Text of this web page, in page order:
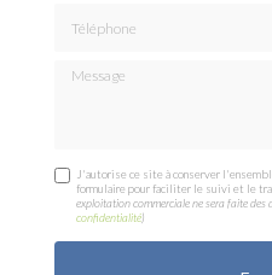
Message
J'autorise ce site à conserver
formulaire pour faciliter le suivi et le
exploitation commerciale ne sera faite des
confidentialité)